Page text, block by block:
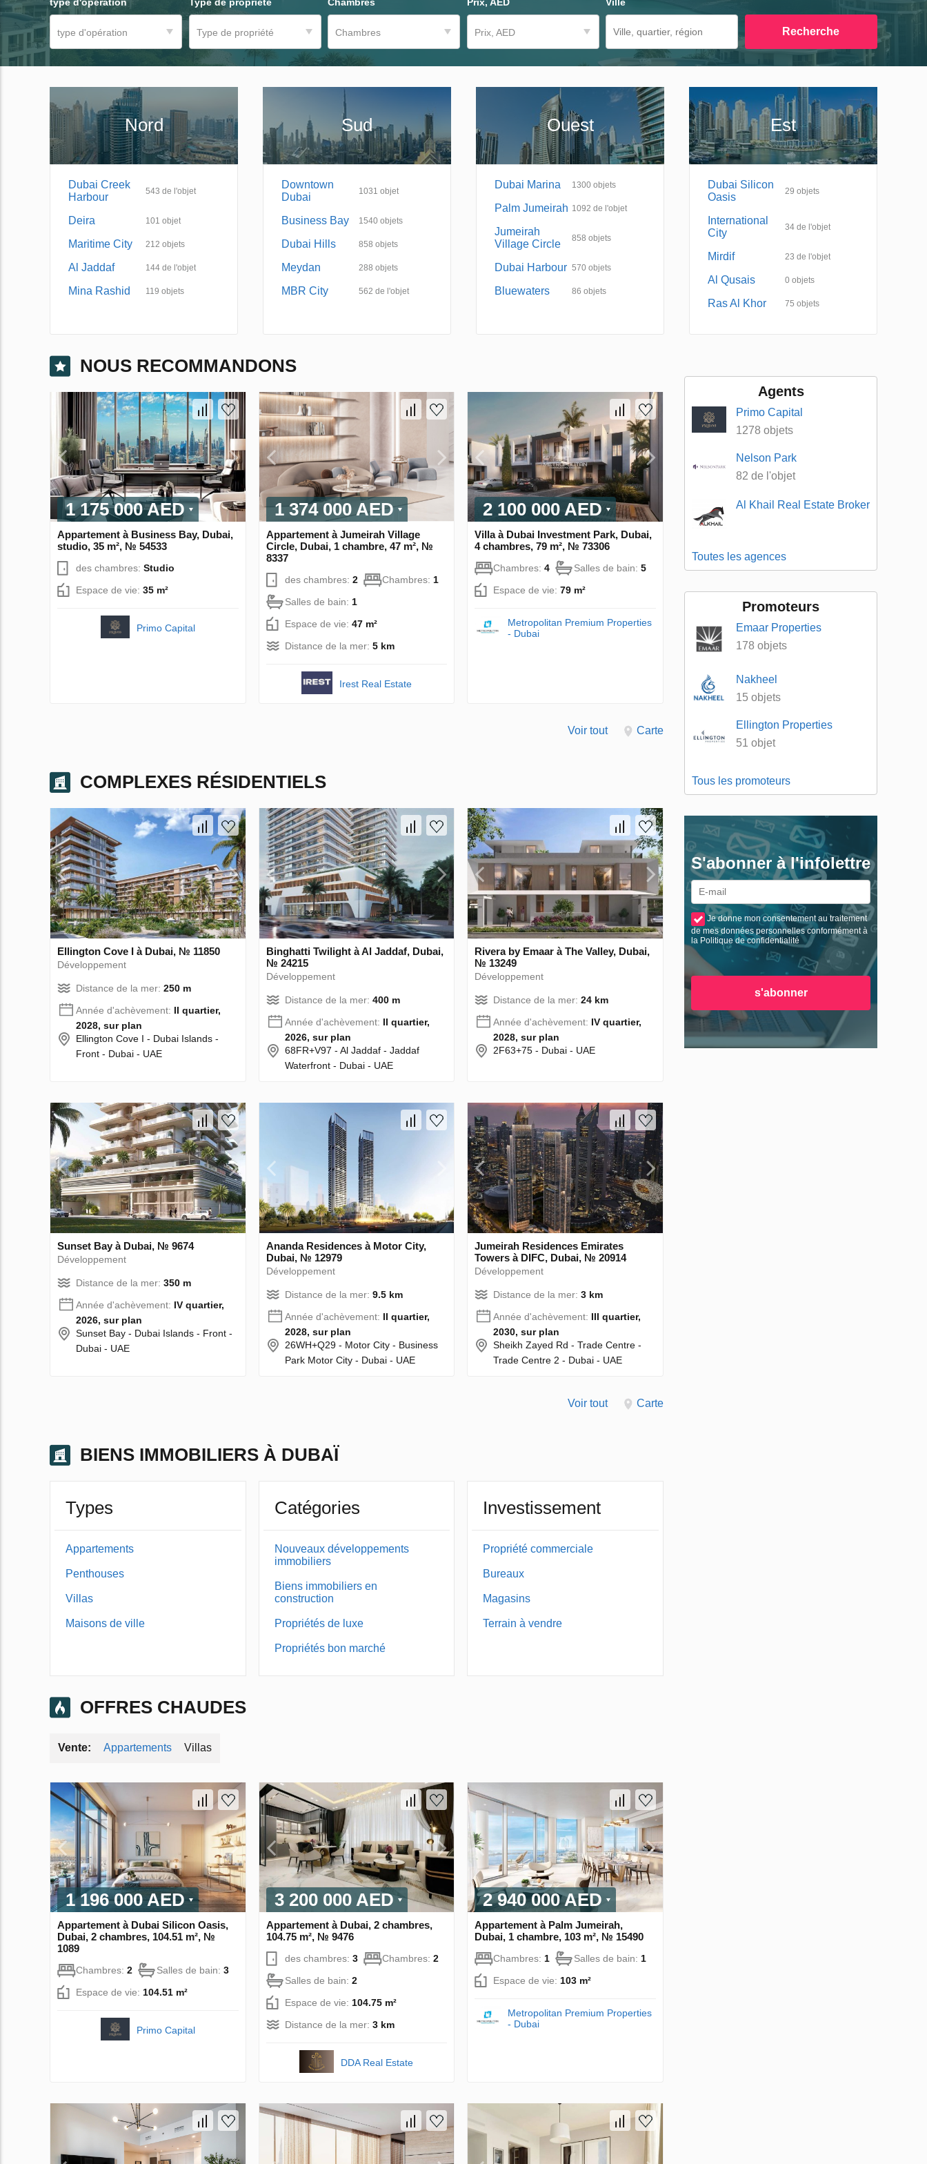
type d'opération Type de propriété Chambres Prix, AED Recherche
Nord
Dubai Creek
Harbour
543 de l'objet
Deira 101 objet
Maritime City 212 objets
Al Jaddaf 144de l'objet
Mina Rashid 119 objets
Sud
Downtown
Dubai
1031 objet
Business Bay 1540objets
Dubai Hills 858 objets
Meydan 288 objets
MBR City 562 de l'objet
Ouest
Dubai Marina 1300objets
Palm Jumeirah 1092 de l'objet
Jumeirah
Village Circle
858 objets
Dubai Harbour 570objets
Bluewaters 86 objets
Est
Dubai Silicon
Oasis
29 objets
International
City
34de l'objet
Mirdif 23 de l'objet
Al Qusais 0objets
Ras Al Khor 75 objets
NOUS RECOMMANDONS
1 175 000 AED
Appartement à Business Bay, Dubai,
studio, 35 m², № 54533
des chambres: Studio
Espace de vie: 35 m²
Primo Capital
1 374 000 AED
Appartement à Jumeirah Village
Circle, Dubai, 1 chambre, 47 m², №
8337
des chambres: 2 Chambres: 1
Salles de bain: 1
Espace de vie: 47 m²
Distance de la mer: 5 km
Irest Real Estate
2 100 000 AED
Villa à Dubai Investment Park, Dubai,
4 chambres, 79 m², № 73306
Chambres:4 Salles de bain:5
Espace de vie:79 m²
Metropolitan Premium Properties
- Dubai
Voir tout Carte
COMPLEXES RÉSIDENTIELS
Ellington Cove I à Dubai, № 11850
Développement
Distance de la mer: 250 m
Année d'achèvement: II quartier,
2028, sur plan
Ellington Cove I - Dubai Islands -
Front - Dubai - UAE
Binghatti Twilight à Al Jaddaf, Dubai,
№ 24215
Développement
Distance de la mer: 400 m
Année d'achèvement: II quartier,
2026, sur plan
68FR+V97 - Al Jaddaf - Jaddaf
Waterfront - Dubai - UAE
Rivera by Emaar à The Valley, Dubai,
№ 13249
Développement
Distance de la mer:24 km
Année d'achèvement: IV quartier,
2028, sur plan
2F63+75 - Dubai - UAE
Sunset Bay à Dubai, № 9674
Développement
Distance de la mer: 350 m
Année d'achèvement: IV quartier,
2026, sur plan
Sunset Bay - Dubai Islands - Front -
Dubai - UAE
Ananda Residences à Motor City,
Dubai, № 12979
Développement
Distance de la mer: 9.5 km
Année d'achèvement: II quartier,
2028, sur plan
26WH+Q29 - Motor City - Business
Park Motor City - Dubai - UAE
Jumeirah Residences Emirates
Towers à DIFC, Dubai, № 20914
Développement
Distance de la mer:3 km
Année d'achèvement: III quartier,
2030, sur plan
Sheikh Zayed Rd - Trade Centre -
Trade Centre 2 - Dubai - UAE
Voir tout Carte
BIENS IMMOBILIERS À DUBAÏ
Types
Appartements
Penthouses
Villas
Maisons de ville
Catégories
Nouveaux développements
immobiliers
Biens immobiliers en
construction
Propriétés de luxe
Propriétés bon marché
Investissement
Propriété commerciale
Bureaux
Magasins
Terrain à vendre
OFFRES CHAUDES
Vente: Appartements Villas
1 196 000 AED
Appartement à Dubai Silicon Oasis,
Dubai, 2 chambres, 104.51 m², №
1089
Chambres: 2 Salles de bain: 3
Espace de vie: 104.51 m²
Primo Capital
3 200 000 AED
Appartement à Dubai, 2 chambres,
104.75 m², № 9476
des chambres: 3 Chambres: 2
Salles de bain: 2
Espace de vie: 104.75 m²
Distance de la mer: 3 km
DDA Real Estate
2 940 000 AED
Appartement à Palm Jumeirah,
Dubai, 1 chambre, 103 m², № 15490
Chambres: 1 Salles de bain: 1
Espace de vie: 103 m²
Metropolitan Premium Properties
- Dubai
Agents
Primo Capital
1278 objets
Nelson Park
82 de l'objet
Al Khail Real Estate Broker
Toutes les agences
Promoteurs
Emaar Properties
178 objets
Nakheel
15 objets
Ellington Properties
51 objet
Tous les promoteurs
S'abonner à l'infolettre
Je donne mon consentement au traitement
de mes données personnelles conformément à
la Politique de confidentialité
s'abonner